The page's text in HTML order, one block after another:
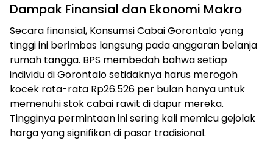
Dampak Finansial dan Ekonomi Makro
Secara finansial, Konsumsi Cabai Gorontalo yang
tinggi ini berimbas langsung pada anggaran belanja
rumah tangga. BPS membedah bahwa setiap
individu di Gorontalo setidaknya harus merogoh
kocek rata-rata Rp26.526 per bulan hanya untuk
memenuhi stok cabai rawit di dapur mereka.
Tingginya permintaan ini sering kali memicu gejolak
harga yang signifikan di pasar tradisional.